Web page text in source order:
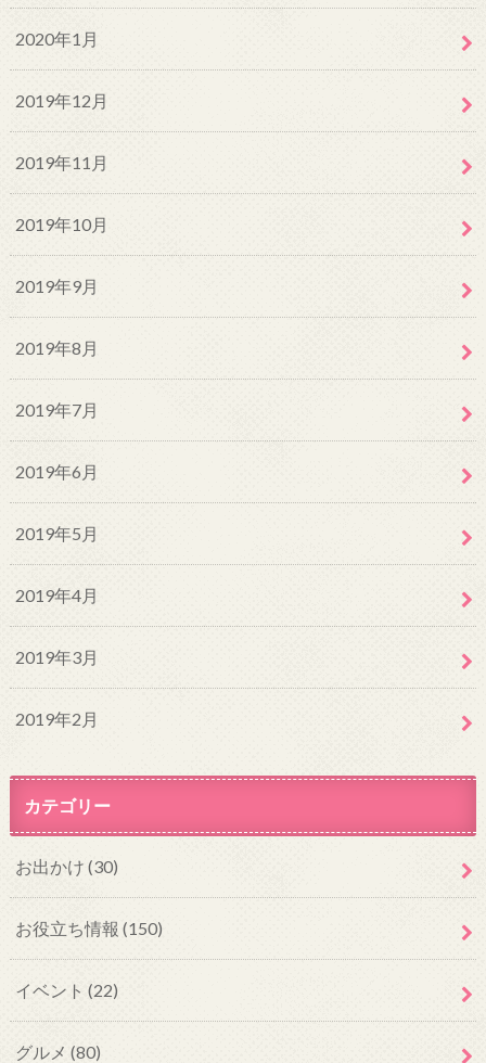
2020年1月
2019年12月
2019年11月
2019年10月
2019年9月
2019年8月
2019年7月
2019年6月
2019年5月
2019年4月
2019年3月
2019年2月
カテゴリー
お出かけ (30)
お役立ち情報 (150)
イベント (22)
グルメ (80)